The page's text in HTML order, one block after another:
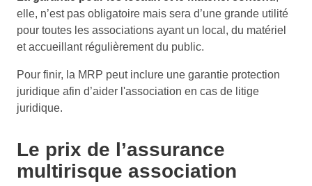
elle, n’est pas obligatoire mais sera d’une grande utilité
pour toutes les associations ayant un local, du matériel
et accueillant régulièrement du public.
Pour finir, la MRP peut inclure une garantie protection
juridique afin d’aider l'association en cas de litige
juridique.
Le prix de l’assurance
multirisque association